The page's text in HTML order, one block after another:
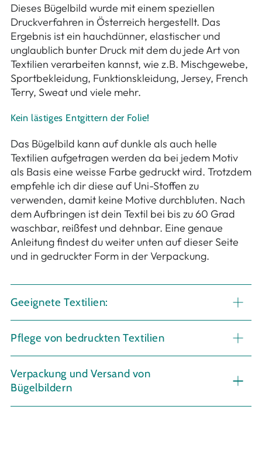
Dieses Bügelbild wurde mit einem speziellen
Druckverfahren in Österreich hergestellt. Das
Ergebnis ist ein hauchdünner, elastischer und
unglaublich bunter Druck mit dem du jede Art von
Textilien verarbeiten kannst, wie z.B. Mischgewebe,
Sportbekleidung, Funktionskleidung, Jersey, French
Terry, Sweat und viele mehr.
Kein lästiges Entgittern der Folie!
Das Bügelbild kann auf dunkle als auch helle
Textilien aufgetragen werden da bei jedem Motiv
als Basis eine weisse Farbe gedruckt wird. Trotzdem
empfehle ich dir diese auf Uni-Stoffen zu
verwenden, damit keine Motive durchbluten. Nach
dem Aufbringen ist dein Textil bei bis zu 60 Grad
waschbar, reißfest und dehnbar. Eine genaue
Anleitung findest du weiter unten auf dieser Seite
und in gedruckter Form in der Verpackung.
Geeignete Textilien:
Pflege von bedruckten Textilien
Verpackung und Versand von
Bügelbildern